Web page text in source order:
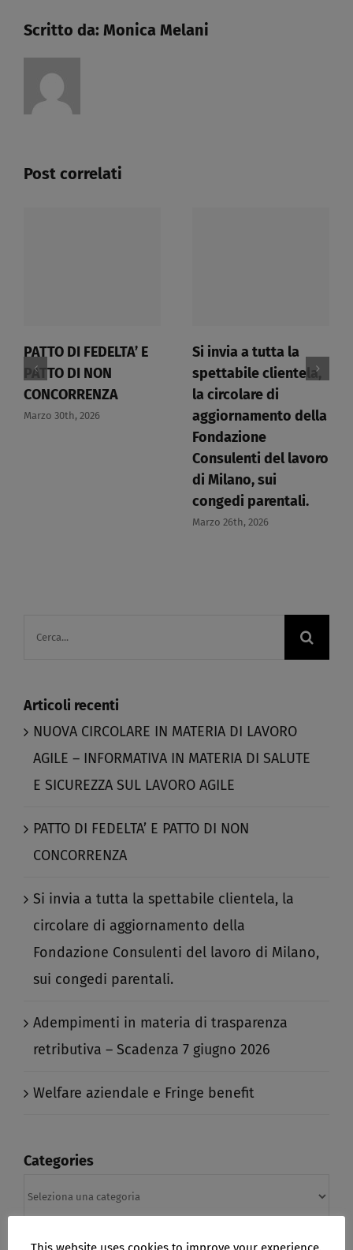
Scritto da: Monica Melani
Post correlati
PATTO DI FEDELTA’ E
PATTO DI NON
CONCORRENZA​
Marzo 30th, 2026
Si invia a tutta la
spettabile clientela,
la circolare di
aggiornamento della
Fondazione
Consulenti del lavoro
di Milano, sui
congedi parentali.​
Marzo 26th, 2026
Articoli recenti
NUOVA CIRCOLARE IN MATERIA DI LAVORO
AGILE – INFORMATIVA IN MATERIA DI SALUTE
E SICUREZZA SUL LAVORO AGILE​
PATTO DI FEDELTA’ E PATTO DI NON
CONCORRENZA​
Si invia a tutta la spettabile clientela, la
circolare di aggiornamento della
Fondazione Consulenti del lavoro di Milano,
sui congedi parentali.​
Adempimenti in materia di trasparenza
retributiva – Scadenza 7 giugno 2026​
Welfare aziendale e Fringe benefit​
Categories